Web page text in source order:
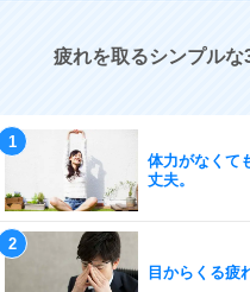
疲れを取るシンプルな
体力がなくて
丈夫。
目からくる疲